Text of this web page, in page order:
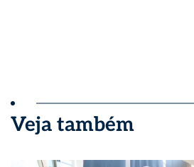
Veja também